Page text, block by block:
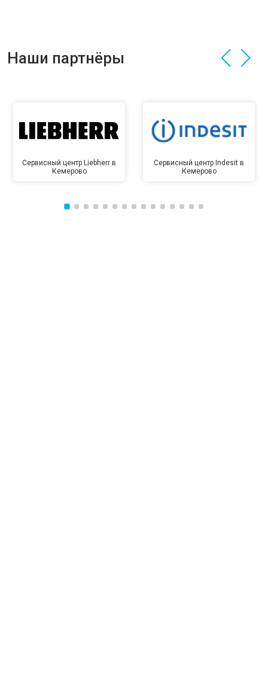
Наши партнёры
Сервисный центр Liebherr в
Кемерово
Сервисный центр Indesit в
Кемерово